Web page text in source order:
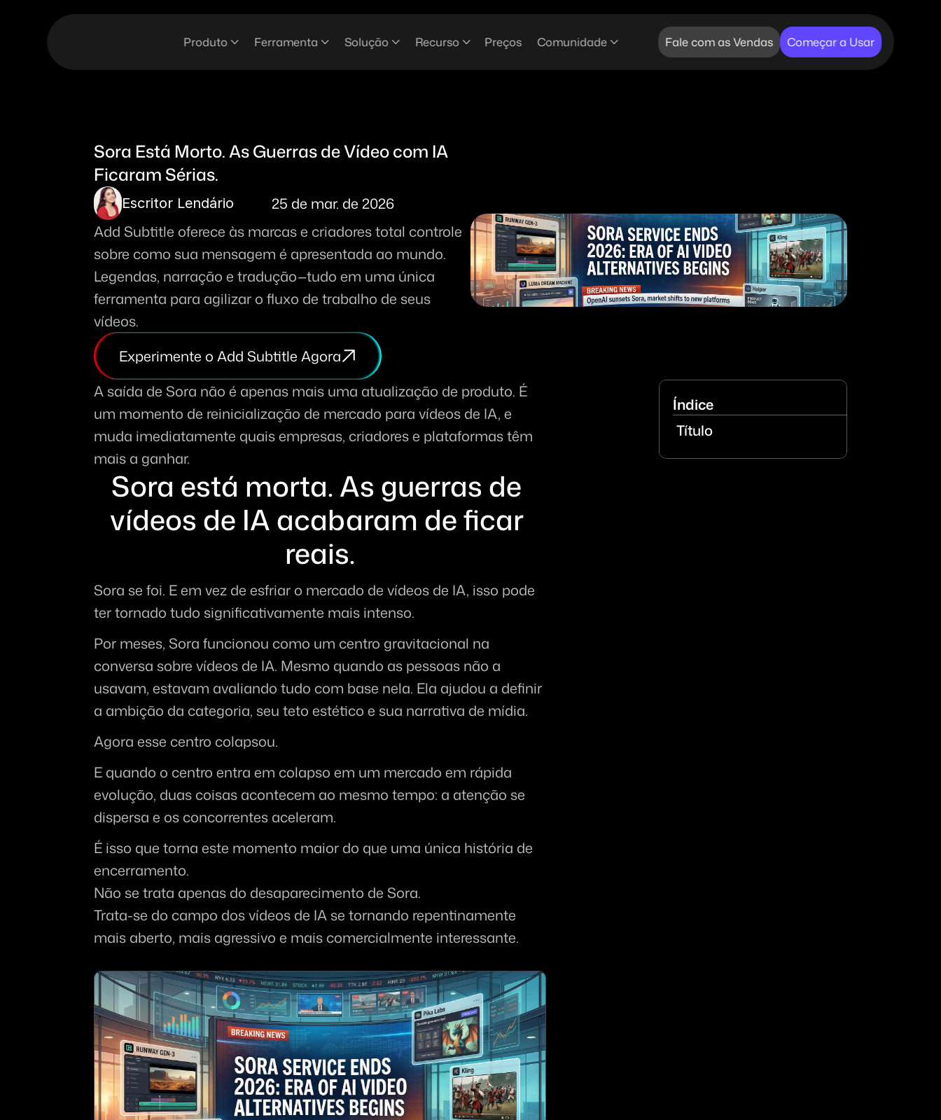
Produto Ferramenta Solução Recurso Preços Comunidade Fale com as Vendas Começar a Usar
Sora Está Morto. As Guerras de Vídeo com IA
Ficaram Sérias.
Escritor Lendário
25 de mar. de 2026
Add Subtitle oferece às marcas e criadores total controle
sobre como sua mensagem é apresentada ao mundo.
Legendas, narração e tradução—tudo em uma única
ferramenta para agilizar o fluxo de trabalho de seus
vídeos.
Experimente o Add Subtitle Agora
A saída de Sora não é apenas mais uma atualização de produto. É
um momento de reinicialização de mercado para vídeos de IA, e
muda imediatamente quais empresas, criadores e plataformas têm
mais a ganhar.
Sora está morta. As guerras de
vídeos de IA acabaram de ficar
reais.
Sora se foi. E em vez de esfriar o mercado de vídeos de IA, isso pode
ter tornado tudo significativamente mais intenso.
Por meses, Sora funcionou como um centro gravitacional na
conversa sobre vídeos de IA. Mesmo quando as pessoas não a
usavam, estavam avaliando tudo com base nela. Ela ajudou a definir
a ambição da categoria, seu teto estético e sua narrativa de mídia.
Agora esse centro colapsou.
E quando o centro entra em colapso em um mercado em rápida
evolução, duas coisas acontecem ao mesmo tempo: a atenção se
dispersa e os concorrentes aceleram.
É isso que torna este momento maior do que uma única história de
encerramento.
Não se trata apenas do desaparecimento de Sora.
Trata-se do campo dos vídeos de IA se tornando repentinamente
mais aberto, mais agressivo e mais comercialmente interessante.
Índice
Título